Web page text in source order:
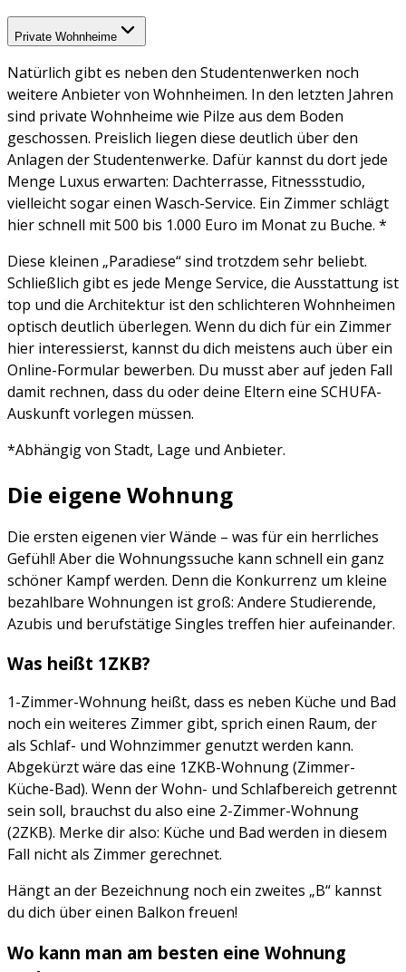
Private Wohnheime
Natürlich gibt es neben den Studentenwerken noch
weitere Anbieter von Wohnheimen. In den letzten Jahren
sind private Wohnheime wie Pilze aus dem Boden
geschossen. Preislich liegen diese deutlich über den
Anlagen der Studentenwerke. Dafür kannst du dort jede
Menge Luxus erwarten: Dachterrasse, Fitnessstudio,
vielleicht sogar einen Wasch-Service. Ein Zimmer schlägt
hier schnell mit 500 bis 1.000 Euro im Monat zu Buche. *
Diese kleinen „Paradiese“ sind trotzdem sehr beliebt.
Schließlich gibt es jede Menge Service, die Ausstattung ist
top und die Architektur ist den schlichteren Wohnheimen
optisch deutlich überlegen. Wenn du dich für ein Zimmer
hier interessierst, kannst du dich meistens auch über ein
Online-Formular bewerben. Du musst aber auf jeden Fall
damit rechnen, dass du oder deine Eltern eine SCHUFA-
Auskunft vorlegen müssen.
*Abhängig von Stadt, Lage und Anbieter.
Die eigene Wohnung
Die ersten eigenen vier Wände – was für ein herrliches
Gefühl! Aber die Wohnungssuche kann schnell ein ganz
schöner Kampf werden. Denn die Konkurrenz um kleine
bezahlbare Wohnungen ist groß: Andere Studierende,
Azubis und berufstätige Singles treffen hier aufeinander.
Was heißt 1ZKB?
1-Zimmer-Wohnung heißt, dass es neben Küche und Bad
noch ein weiteres Zimmer gibt, sprich einen Raum, der
als Schlaf- und Wohnzimmer genutzt werden kann.
Abgekürzt wäre das eine 1ZKB-Wohnung (Zimmer-
Küche-Bad). Wenn der Wohn- und Schlafbereich getrennt
sein soll, brauchst du also eine 2-Zimmer-Wohnung
(2ZKB). Merke dir also: Küche und Bad werden in diesem
Fall nicht als Zimmer gerechnet.
Hängt an der Bezeichnung noch ein zweites „B“ kannst
du dich über einen Balkon freuen!
Wo kann man am besten eine Wohnung